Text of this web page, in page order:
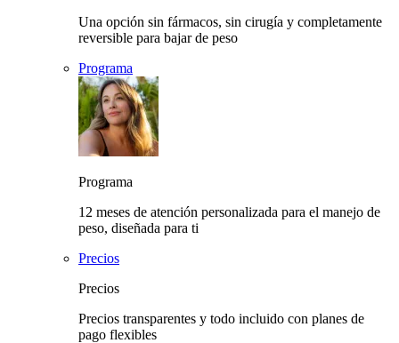
Una opción sin fármacos, sin cirugía y completamente
reversible para bajar de peso
Programa
Programa
12 meses de atención personalizada para el manejo de
peso, diseñada para ti
Precios
Precios
Precios transparentes y todo incluido con planes de
pago flexibles